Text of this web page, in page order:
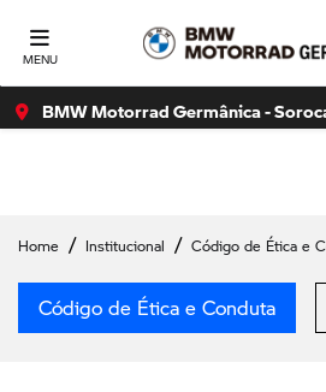
suporte para leitor de tela,
mais sobre
MENU
BMW Motorrad Germânica -
Home Institucional Código de Ética e
Código de Ética e Conduta